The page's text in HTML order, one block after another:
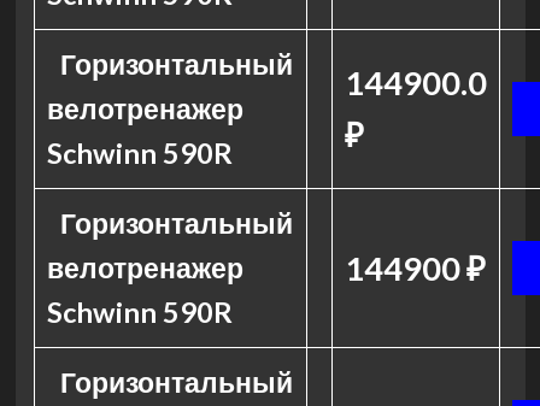
Горизонтальный
велотренажер
Schwinn 590R
144900.0
₽
Горизонтальный
велотренажер
Schwinn 590R
144900 ₽
Горизонтальный